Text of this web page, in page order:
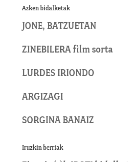
Azken bidalketak
JONE, BATZUETAN
ZINEBILERA film sorta
LURDES IRIONDO
ARGIZAGI
SORGINA BANAIZ
Iruzkin berriak